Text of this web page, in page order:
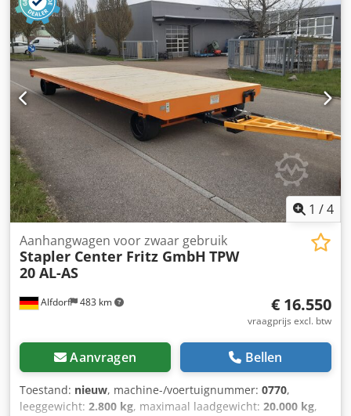
1 /4
Alfdorf 483 km
Aanhangwagen voor zwaar gebruik
Stapler Center Fritz GmbH TPW
20 AL-AS
€ 16.550
vraagprijs excl. btw
Aanvragen Bellen
Toestand: nieuw, machine-/voertuignummer: 0770,
leeggewicht: 2.800 kg, maximaal laadgewicht: 20.000 kg,